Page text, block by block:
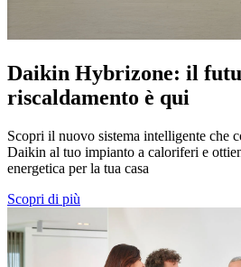
Daikin Hybrizone: il
riscaldamento è qui
Scopri il nuovo sistema intelligente che
Daikin al tuo impianto a caloriferi e
energetica per la tua casa
Scopri di più